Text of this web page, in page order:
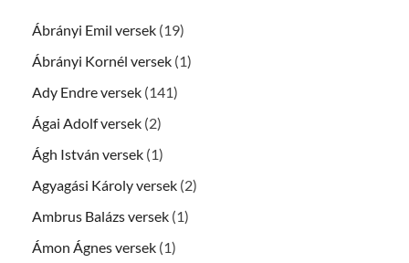
Ábrányi Emil versek (19)
Ábrányi Kornél versek (1)
Ady Endre versek (141)
Ágai Adolf versek (2)
Ágh István versek (1)
Agyagási Károly versek (2)
Ambrus Balázs versek (1)
Ámon Ágnes versek (1)